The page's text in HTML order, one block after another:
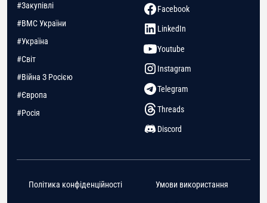
#Закупівлі
#ВМС України
#Україна
#Світ
#Війна З Росією
#Європа
#Росія
Facebook
LinkedIn
Youtube
Instagram
Telegram
Threads
Discord
Політика конфіденційності Умови використання